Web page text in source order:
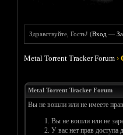
Здравствуйте, Гость! (Вход —
Metal Torrent Tracker Forum ›
Metal Torrent Tracker Forum
Вы не вошли или не имеете
Вы не вошли или не
У вас нет прав доступа